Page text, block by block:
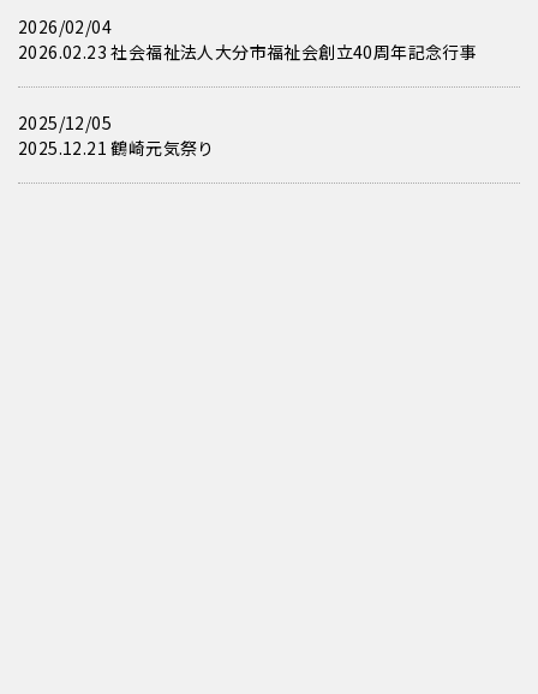
2026/02/04
2026.02.23 社会福祉法人大分市福祉会創立40周年記念行事
2025/12/05
2025.12.21 鶴崎元気祭り